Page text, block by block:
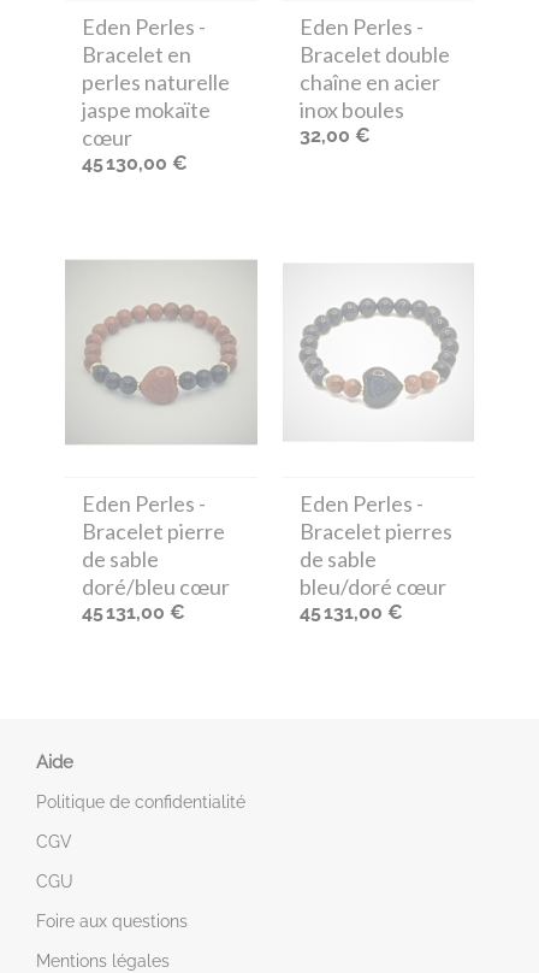
Eden Perles -
Bracelet en
perles naturelle
jaspe mokaïte
cœur
45 130,00 €
Eden Perles -
Bracelet double
chaîne en acier
inox boules
32,00 €
Eden Perles -
Bracelet pierre
de sable
doré/bleu cœur
45 131,00 €
Eden Perles -
Bracelet pierres
de sable
bleu/doré cœur
45 131,00 €
Aide
Politique de confidentialité
CGV
CGU
Foire aux questions
Mentions légales